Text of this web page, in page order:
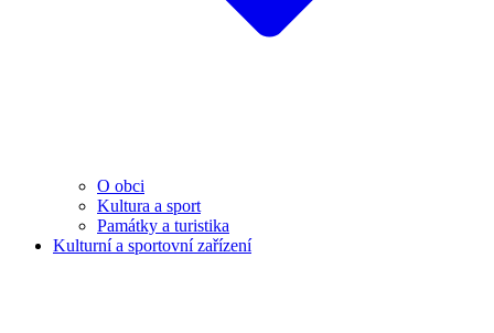
O obci
Kultura a sport
Památky a turistika
Kulturní a sportovní zařízení